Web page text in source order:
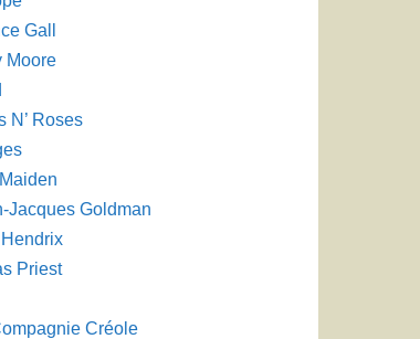
Gall
Moore
N’ Roses
Jacques Goldman
Priest
Créole